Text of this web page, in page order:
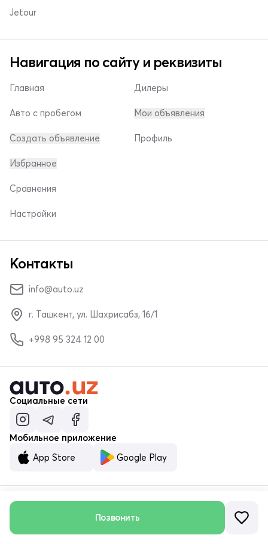
Позвонить
Jetour
Навигация по сайту и реквизиты
Главная
Авто с пробегом
Создать объявление
Дилеры
Мои объявления
Профиль
Избранное
Сравнения
Настройки
Контакты
info@auto.uz
г. Ташкент, ул. Шахрисабз, 16/1
+998 95 324 12 00
Социальные сети
Мобильное приложение
App Store
Google Play
© ООО «MALUMOTNOMA» 2023–2026